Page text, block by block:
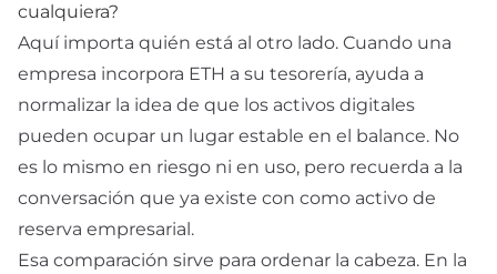
cualquiera?
Aquí importa quién está al otro lado. Cuando una
empresa incorpora ETH a su tesorería, ayuda a
normalizar la idea de que los activos digitales
pueden ocupar un lugar estable en el balance. No
es lo mismo en riesgo ni en uso, pero recuerda a la
conversación que ya existe con como activo de
reserva empresarial.
Esa comparación sirve para ordenar la cabeza. En la